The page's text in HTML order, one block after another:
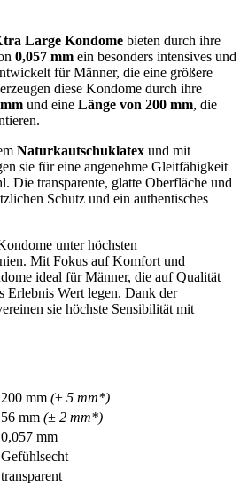
Large Kondome bieten durch ihre
0,057 mm ein besonders intensives und
für Männer, die eine größere
diese Kondome durch ihre
und eine Länge von 200 mm, die
Naturkautschuklatex und mit
sie für eine angenehme Gleitfähigkeit
Die transparente, glatte Oberfläche und
Schutz und ein authentisches
unter höchsten
Mit Fokus auf Komfort und
ideal für Männer, die auf Qualität
Erlebnis Wert legen. Dank der
sie höchste Sensibilität mit
200 mm (± 5 mm*)
56 mm (± 2 mm*)
0,057 mm
Gefühlsecht
transparent